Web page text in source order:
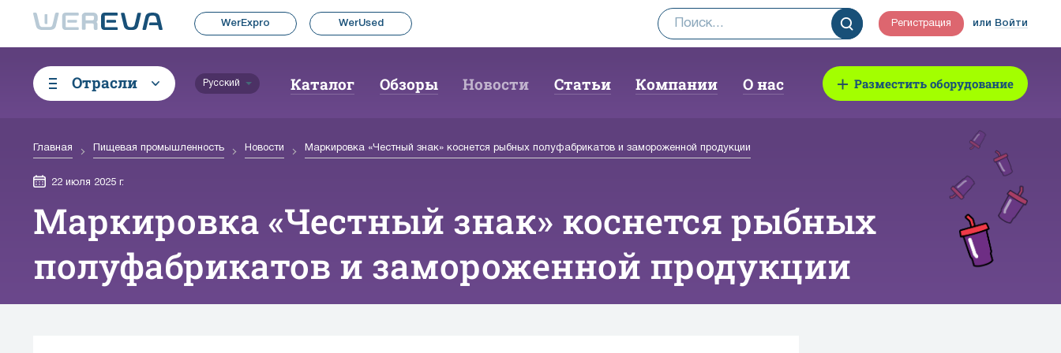
WerExpro WerUsed Регистрация или Войти
Отрасли Русский Каталог Обзоры Новости Статьи Компании О нас Разместить оборудование
Главная Пищевая промышленность Новости Маркировка «Честный знак» коснется рыбных полуфабрикатов и замороженной продукции
22 июля 2025 г.
Маркировка «Честный знак» коснется рыбных
полуфабрикатов и замороженной продукции